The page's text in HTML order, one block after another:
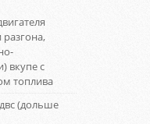
вкупе с
топлива
(дольше